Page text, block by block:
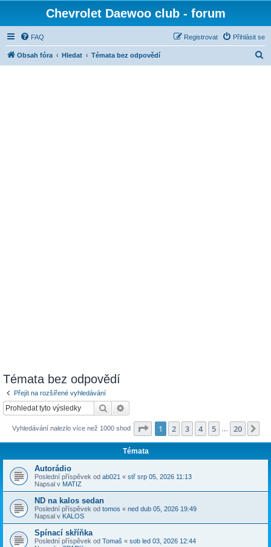
Chevrolet Daewoo club - forum
FAQ Přihlásit se
Registrovat
Obsah fóra Hledat Témata bez odpovědí
Témata bez odpovědí
Přejít na rozšířené vyhledávání
Hledat
Vyhledávání nalezlo více než 1000 shod Stránka z 20
1 2 3 4 5 20
Témata
Autorádio
Poslední příspěvek od ab021 « stř srp 05, 2026 11:13
Napsal v MATIZ
ND na kalos sedan
Poslední příspěvek od tomos « ned dub 05, 2026 19:49
Napsal v KALOS
Spínací skříňka
Poslední příspěvek od Tomaš « sob led 03, 2026 12:44